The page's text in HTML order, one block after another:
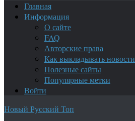
Главная
Информация
О сайте
FAQ
Авторские права
Как выкладывать новости
Полезные сайты
Популярные метки
Войти
Новый Русский Топ